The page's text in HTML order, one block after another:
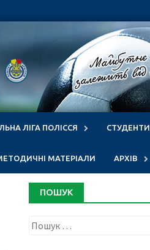
ЛІГА ПОЛІССЯ СТУДЕНТИ
МАТЕРІАЛИ АРХІВ
ПОШУК
Пошук: